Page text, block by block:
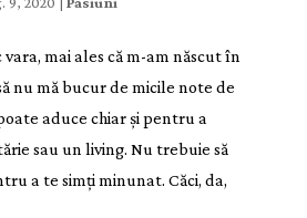
mai ales că m-am născut în
nu mă bucur de micile note de
aduce chiar și pentru a
sau un living. Nu trebuie să
a te simți minunat. Căci, da,